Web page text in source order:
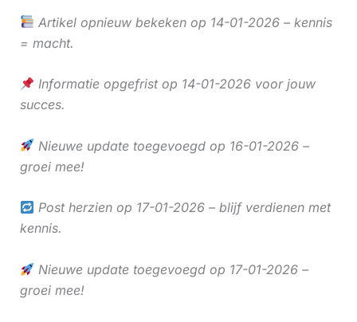
Artikel opnieuw bekeken op 14-01-2026 – kennis
= macht.
Informatie opgefrist op 14-01-2026 voor jouw
succes.
Nieuwe update toegevoegd op 16-01-2026 –
groei mee!
Post herzien op 17-01-2026 – blijf verdienen met
kennis.
Nieuwe update toegevoegd op 17-01-2026 –
groei mee!